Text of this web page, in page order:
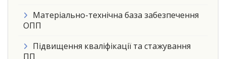
Матеріально-технічна база забезпечення
ОПП
Підвищення кваліфікації та стажування
ПП